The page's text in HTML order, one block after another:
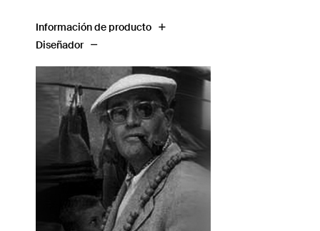
Información de producto
Diseñador